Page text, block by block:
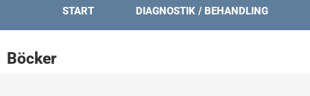
START DIAGNOSTIK / BEHANDLING
Böcker